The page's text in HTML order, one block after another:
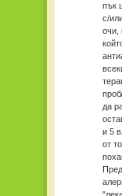
пък
с/
очи,
да
и 5
от